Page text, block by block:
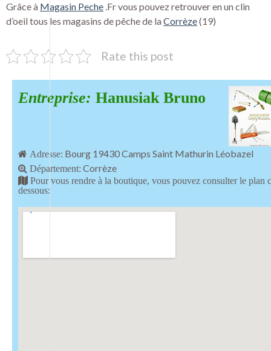
Grâce à Magasin Peche .Fr vous pouvez retrouver en un clin
d’oeil tous les magasins de pêche de laCorrèze(19)
Rate this post
Entreprise: Hanusiak Bruno
Adresse: Bourg 19430 Camps Saint Mathurin Léobazel
Département: Corrèze
Pour vous rendre à la boutique, vous pouvez consulter le plan
dessous: